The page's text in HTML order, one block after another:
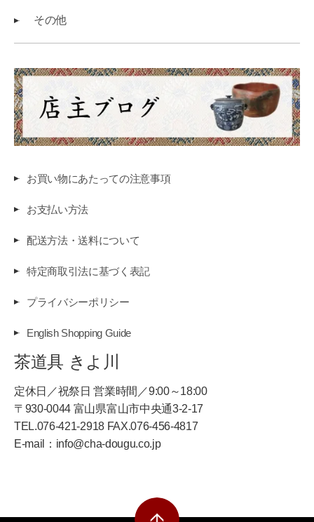
その他
お買い物にあたっての注意事項
お支払い方法
配送方法・送料について
特定商取引法に基づく表記
プライバシーポリシー
English Shopping Guide
茶道具 きよ川
定休日／祝祭日 営業時間／9:00～18:00
〒930-0044 富山県富山市中央通3-2-17
TEL.076-421-2918 FAX.076-456-4817
E-mail：info@cha-dougu.co.jp